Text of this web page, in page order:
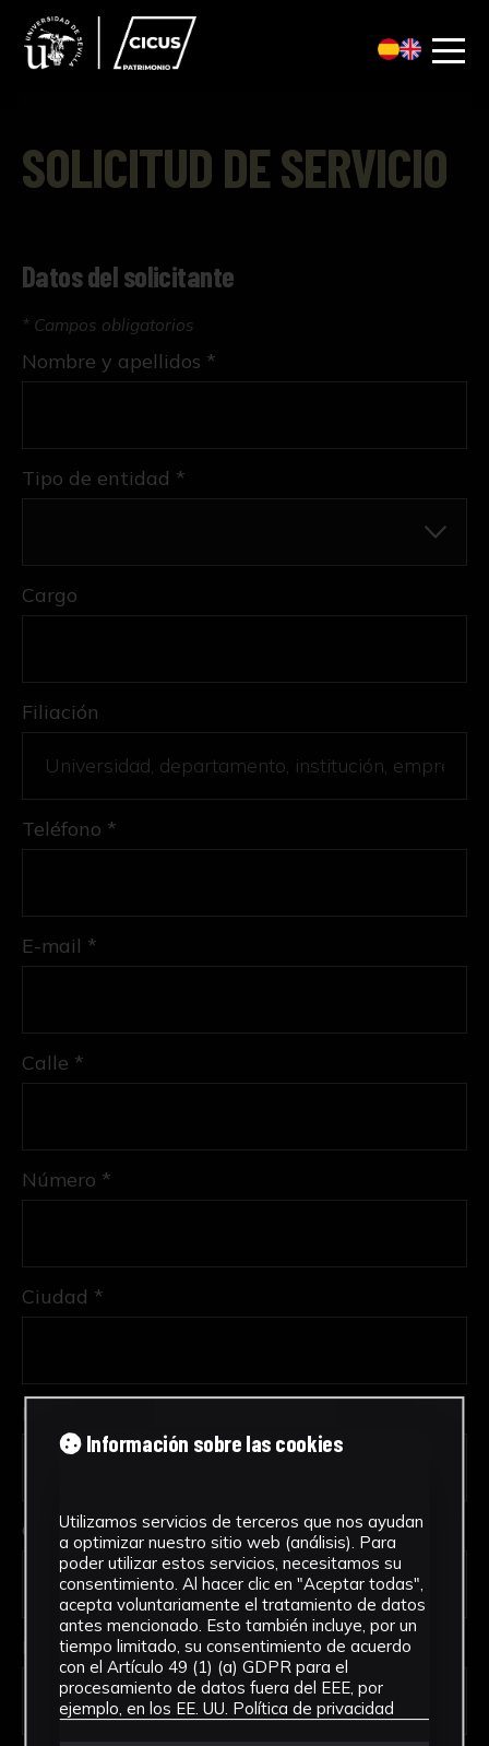
SOLICITUD DE SERVICIO
Datos del solicitante
* Campos obligatorios
Tipo de entidad *
Nombre y apellidos *
Cargo
Filiación
Teléfono *
E-mail *
Calle *
Número *
Ciudad *
Código Postal *
País *
Información sobre las cookies
Utilizamos servicios de terceros que nos ayudan
a optimizar nuestro sitio web (análisis). Para
poder utilizar estos servicios, necesitamos su
consentimiento. Al hacer clic en "Aceptar todas",
acepta voluntariamente el tratamiento de datos
antes mencionado. Esto también incluye, por un
tiempo limitado, su consentimiento de acuerdo
con el Artículo 49 (1) (a) GDPR para el
procesamiento de datos fuera del EEE, por
ejemplo, en los EE. UU. Política de privacidad